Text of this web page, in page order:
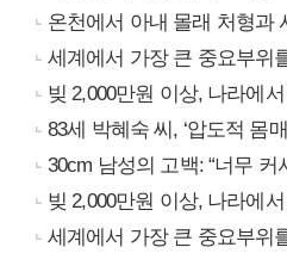
온천에서 아내 몰래 처형과
세계에서 가장 큰 중요부위
빚 2,000만원 이상, 나라에
83세 박혜숙 씨, ‘압도적 몸
30cm 남성의 고백: “너무 커
빚 2,000만원 이상, 나라에
세계에서 가장 큰 중요부위